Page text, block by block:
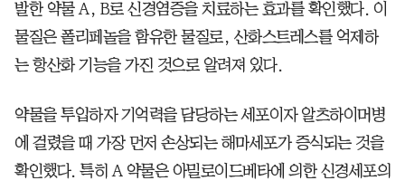
발한 약물 A, B로 신경염증을 치료하는 효과를 확인했다. 이
물질은 폴리페놀을 함유한 물질로, 산화스트레스를 억제하
는 항산화 기능을 가진 것으로 알려져 있다.
약물을 투입하자 기억력을 담당하는 세포이자 알츠하이머병
에 걸렸을 때 가장 먼저 손상되는 해마세포가 증식되는 것을
확인했다. 특히 A 약물은 아밀로이드베타에 의한 신경세포의